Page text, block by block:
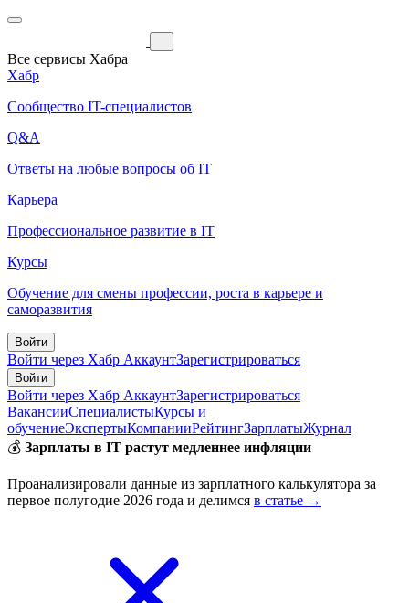
Все сервисы Хабра
Хабр
Сообщество IT-специалистов
Q&A
Ответы на любые вопросы об IT
Карьера
Профессиональное развитие в IT
Курсы
Обучение для смены профессии, роста в карьере и
саморазвития
Войти
Войти через Хабр АккаунтЗарегистрироваться
Войти
Войти через Хабр АккаунтЗарегистрироваться
ВакансииСпециалистыКурсы и
обучениеЭкспертыКомпанииРейтингЗарплатыЖурнал
💰 Зарплаты в IT растут медленнее инфляции
Проанализировали данные из зарплатного калькулятора за
первое полугодие 2026 года и делимся в статье →